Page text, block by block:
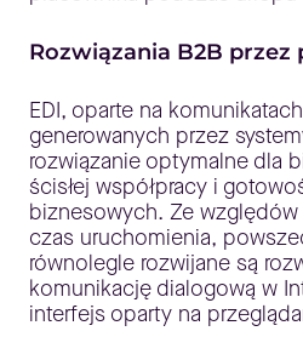
Rozwiązania B2B
EDI, oparte na
generowanych przez
rozwiązanie optymalne dla
ścisłej współpracy i
biznesowych. Ze
czas uruchomienia,
równolegle rozwijane są
komunikację dialogową w
interfejs oparty na